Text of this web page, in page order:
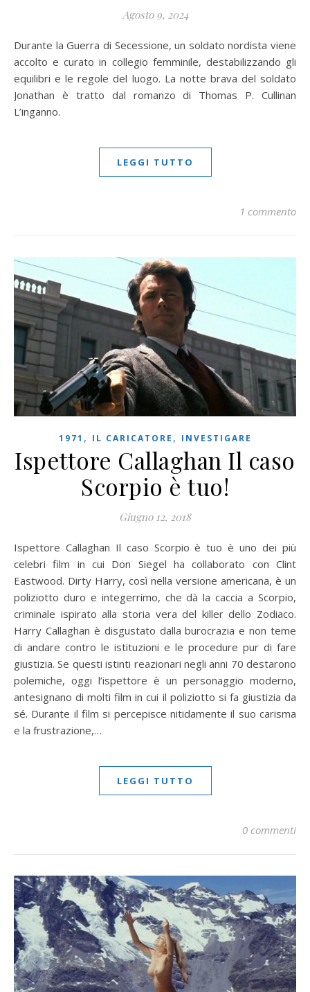
Agosto 9, 2024
Durante la Guerra di Secessione, un soldato nordista viene
accolto e curato in collegio femminile, destabilizzando gli
equilibri e le regole del luogo. La notte brava del soldato
Jonathan è tratto dal romanzo di Thomas P. Cullinan
L’inganno.
LEGGI TUTTO
1 commento
1971 , IL CARICATORE , INVESTIGARE
Ispettore Callaghan Il caso
Scorpio è tuo!
Giugno 12, 2018
Ispettore Callaghan Il caso Scorpio è tuo è uno dei più
celebri film in cui Don Siegel ha collaborato con Clint
Eastwood. Dirty Harry, così nella versione americana, è un
poliziotto duro e integerrimo, che dà la caccia a Scorpio,
criminale ispirato alla storia vera del killer dello Zodiaco.
Harry Callaghan è disgustato dalla burocrazia e non teme
di andare contro le istituzioni e le procedure pur di fare
giustizia. Se questi istinti reazionari negli anni 70 destarono
polemiche, oggi l’ispettore è un personaggio moderno,
antesignano di molti film in cui il poliziotto si fa giustizia da
sé. Durante il film si percepisce nitidamente il suo carisma
e la frustrazione,…
LEGGI TUTTO
0 commenti